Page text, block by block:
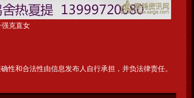
克直女
性和合法性由信息发布人自行承担，并负法律责任。